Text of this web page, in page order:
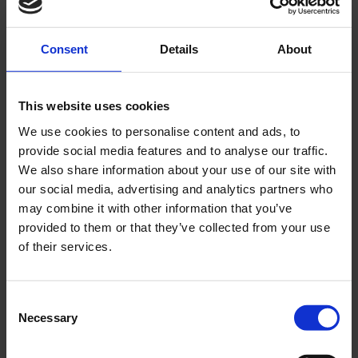
Consent Details About
This website uses cookies
We use cookies to personalise content and ads, to
provide social media features and to analyse our traffic.
We also share information about your use of our site with
our social media, advertising and analytics partners who
may combine it with other information that you’ve
provided to them or that they’ve collected from your use
of their services.
Necessary
ANDRA KÖPTE ÄVEN
Framdrev Aprilia , Derbi
99